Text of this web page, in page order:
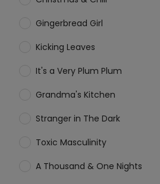
Gingerbread Girl
Kicking Leaves
It's a Very Plum Plum
Grandma's Kitchen
Stranger in The Dark
Toxic Masculinity
A Thousand & One Nights